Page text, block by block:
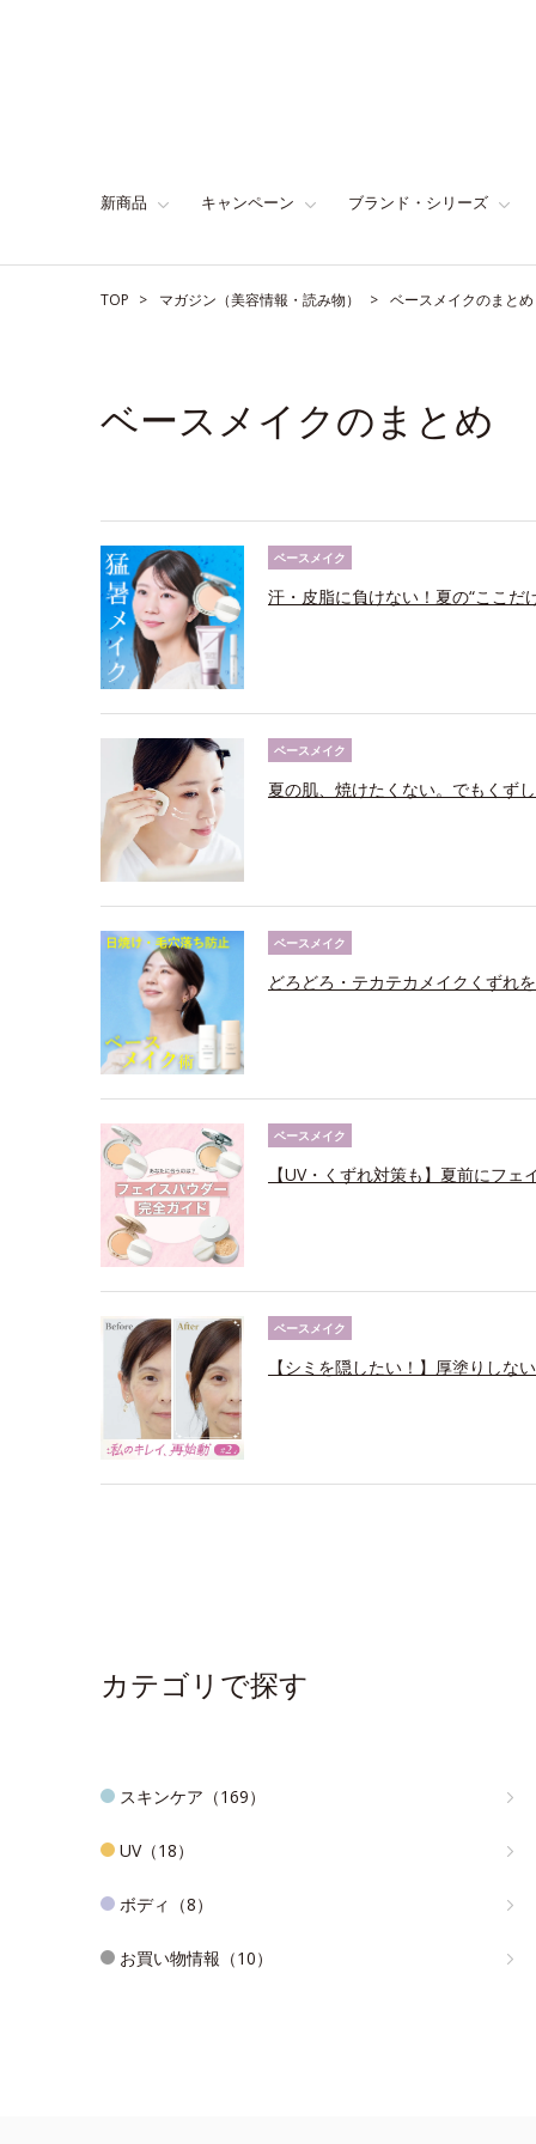
新商品 キャンペーン ブランド・シリーズ
TOP マガジン（美容情報・読み物） ベースメイクのまとめ
ベースメイクのまとめ
ベースメイク
汗・皮脂に負けない！夏の“ここだ
ベースメイク
夏の肌、焼けたくない。でもくず
ベースメイク
どろどろ・テカテカメイクくずれ
ベースメイク
【UV・くずれ対策も】夏前にフェ
ベースメイク
【シミを隠したい！】厚塗りしな
カテゴリで探す
スキンケア（169）
UV（18）
ボディ（8）
お買い物情報（10）